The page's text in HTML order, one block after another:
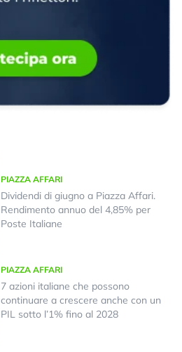
PIAZZA AFFARI
Dividendi di giugno a Piazza Affari.
Rendimento annuo del 4,85% per
Poste Italiane
PIAZZA AFFARI
7 azioni italiane che possono
continuare a crescere anche con un
PIL sotto l’1% fino al 2028